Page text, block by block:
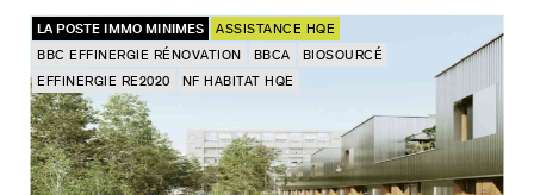
LA POSTE IMMO MINIMES
ASSISTANCE HQE
BBC EFFINERGIE RÉNOVATION
BBCA
BIOSOURCÉ
EFFINERGIE RE2020
NF HABITAT HQE